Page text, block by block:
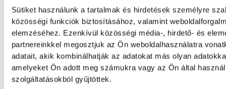
Sütiket használunk a tartalmak és hirdetések személyre
közösségi funkciók biztosításához, valamint
elemzéséhez. Ezenkívül közösségi média-, hirdető- és
partnereinkkel megosztjuk az Ön weboldalhasználatra
adatait, akik kombinálhatják az adatokat más olyan
amelyeket Ön adott meg számukra vagy az Ön által
szolgáltatásokból gyűjtöttek.
bajnokságon azzal, hogy megnyerte a
versenyt.
Betlehem Dávid Európa-
3 km-es kieséses